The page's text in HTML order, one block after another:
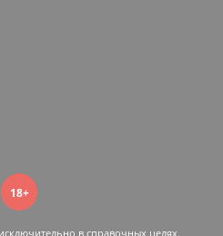
18+
в справочных целях.